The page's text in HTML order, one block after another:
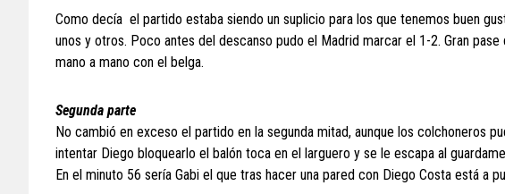
Como decía el partido estaba siendo un suplicio para los que tenemos buen
unos y otros. Poco antes del descanso pudo el Madrid marcar el 1-2. Gran
mano a mano con el belga.
Segunda parte
No cambió en exceso el partido en la segunda mitad, aunque los colchoneros
intentar Diego bloquearlo el balón toca en el larguero y se le escapa al
En el minuto 56 sería Gabi el que tras hacer una pared con Diego Costa está a